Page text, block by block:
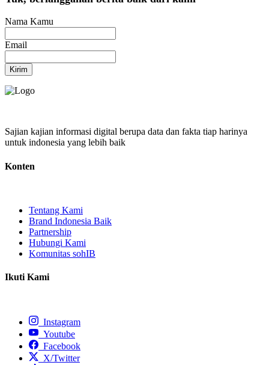
Nama Kamu
Email
Kirim
Sajian kajian informasi digital berupa data dan fakta tiap harinya
untuk indonesia yang lebih baik
Konten
Tentang Kami
Brand Indonesia Baik
Partnership
Hubungi Kami
Komunitas sohIB
Ikuti Kami
Instagram
Youtube
Facebook
X/Twitter